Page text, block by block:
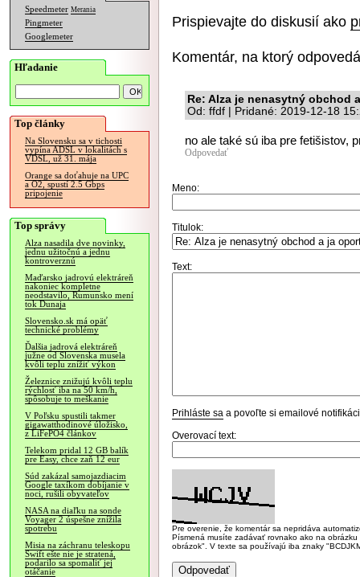
Speedmeter Merania
Pingmeter
Googlemeter
Hľadanie
Top články
Na Slovensku sa v tichosti
vypína ADSL v lokalitách s
VDSL, už 31. mája
Orange sa doťahuje na UPC
a O2, spustí 2.5 Gbps
pripojenie
Top správy
Alza nasadila dve novinky,
jednu užitočnú a jednu
kontroverznú
Maďarsko jadrovú elektráreň
nakoniec kompletne
neodstavilo, Rumunsko mení
tok Dunaja
Slovensko.sk má opäť
technické problémy
Ďalšia jadrová elektráreň
južne od Slovenska musela
kvôli teplu znížiť výkon
Železnice znižujú kvôli teplu
rýchlosť iba na 50 km/h,
spôsobuje to meškanie
V Poľsku spustili takmer
gigawatthodinové úložisko,
z LiFePO4 článkov
Telekom pridal 12 GB balík
pre Easy, chce zaň 12 eur
Súd zakázal samojazdiacim
Google taxíkom dobíjanie v
noci, rušili obyvateľov
NASA na diaľku na sonde
Voyager 2 úspešne znížila
spotrebu
Misia na záchranu teleskopu
Swift ešte nie je stratená,
podarilo sa spomaliť jej
otáčanie
Prispievajte do diskusií ako
Komentár, na ktorý
Re: Alza je nenasytný obchod
Od: ffdf | Pridané: 2019-12-18
no ale také sú iba pre fetišistov,
Odpovedať
Meno:
Titulok:
Text:
Prihláste sa a povoľte si emailové
Overovací text:
Pre overenie, že komentár sa nepridáva
Písmená musíte zadávať rovnako ako na
obrázok". V texte sa používajú iba znaky